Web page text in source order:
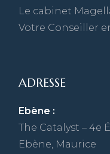
Le cabinet
Votre Conseiller
ADRESSE
Ebène :
The Catalyst – 4e
Ebène, Maurice